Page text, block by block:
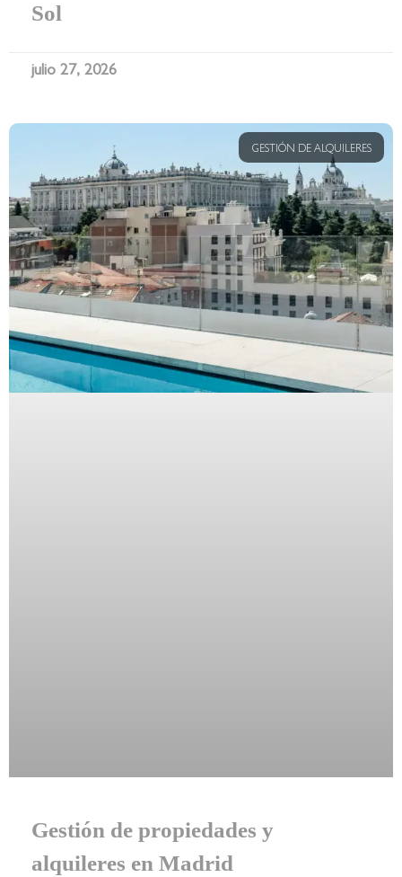
Sol
julio 27, 2026
GESTIÓN DE ALQUILERES
Gestión de propiedades y
alquileres en Madrid